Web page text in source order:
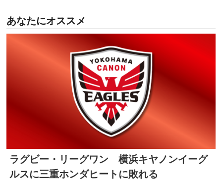
あなたにオススメ
ラグビー・リーグワン 横浜キヤノンイーグ
ルスに三重ホンダヒートに敗れる